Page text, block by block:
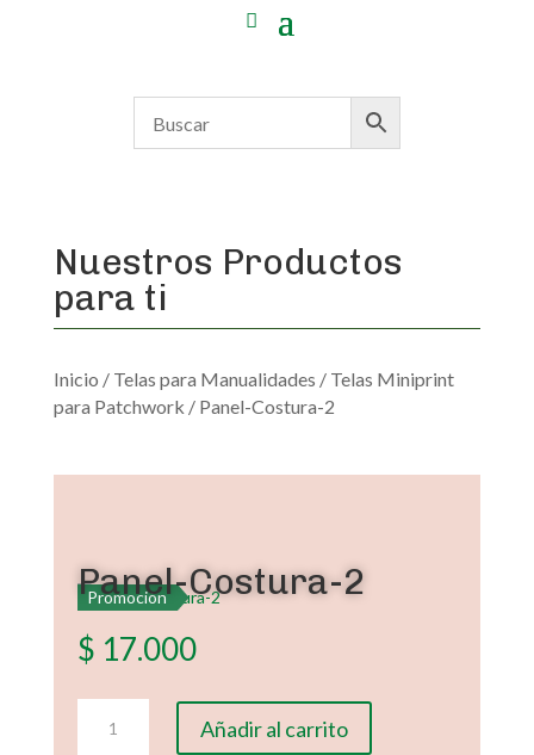
Nuestros Productos
para ti
Inicio / Telas para Manualidades / Telas Miniprint
para Patchwork / Panel-Costura-2
Promoción
Panel-Costura-2
$ 17.000
Costura-
Añadir al carrito